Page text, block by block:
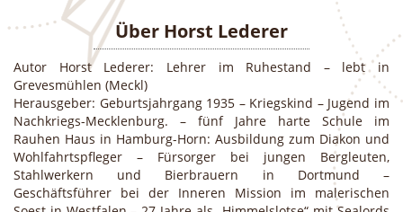
Über Horst Lederer
Autor Horst Lederer: Lehrer im Ruhestand – lebt in
Grevesmühlen (Meckl)
Herausgeber: Geburtsjahrgang 1935 – Kriegskind – Jugend im
Nachkriegs-Mecklenburg. – fünf Jahre harte Schule im
Rauhen Haus in Hamburg-Horn: Ausbildung zum Diakon und
Wohlfahrtspfleger – Fürsorger bei jungen Bergleuten,
Stahlwerkern und Bierbrauern in Dortmund –
Geschäftsführer bei der Inneren Mission im malerischen